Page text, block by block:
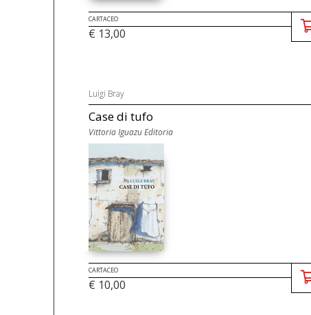
CARTACEO
€ 13,00
Luigi Bray
Case di tufo
Vittoria Iguazu Editoria
CARTACEO
€ 10,00